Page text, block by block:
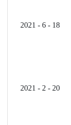
2021 - 6 - 18
2021 - 2 - 20